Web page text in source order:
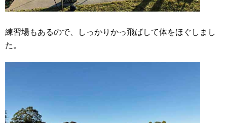
練習場もあるので、しっかりかっ飛ばして体をほぐしまし
た。